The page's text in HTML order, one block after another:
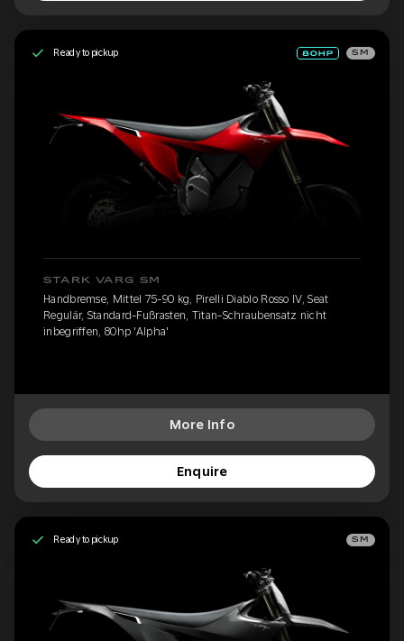
Ready to pickup SM
STARK VARG SM
Handbremse, Mittel 75-90 kg, Pirelli Diablo Rosso IV, Seat
Regulär, Standard-Fußrasten, Titan-Schraubensatz nicht
inbegriffen, 80hp 'Alpha'
More Info
Enquire
Ready to pickup SM